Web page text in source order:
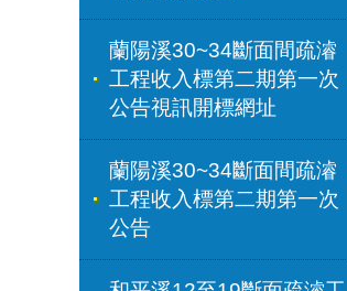
蘭陽溪30~34斷面間疏濬
工程收入標第二期第一次
公告視訊開標網址
蘭陽溪30~34斷面間疏濬
工程收入標第二期第一次
公告